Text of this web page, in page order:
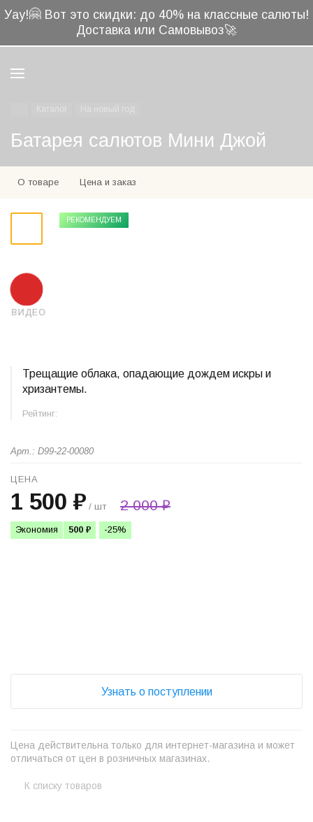
Уау!🤗 Вот это скидки: до 40% на классные салюты!
Доставка или Самовывоз🚀
Батарея салютов Мини Джой
О товаре Цена и заказ
ВИДЕО
РЕКОМЕНДУЕМ
Трещащие облака, опадающие дождем искры и
хризантемы.
Рейтинг:
Арт.: D99-22-00080
ЦЕНА
1 500 ₽ / шт 2 000 ₽
Экономия 500 ₽ -25%
Узнать о поступлении
Цена действительна только для интернет-магазина и может
отличаться от цен в розничных магазинах.
К списку товаров